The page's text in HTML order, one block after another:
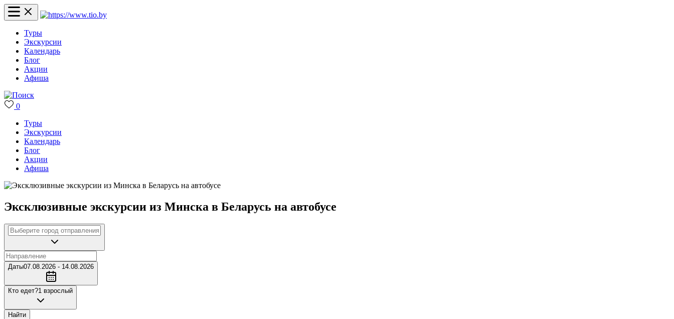
Туры
Экскурсии
Календарь
Блог
Акции
Афиша
0
Туры
Экскурсии
Календарь
Блог
Акции
Афиша
Эксклюзивные экскурсии из Минска в Беларусь на автобусе
Даты07.08.2026 - 14.08.2026
Кто едет?1 взрослый
Найти